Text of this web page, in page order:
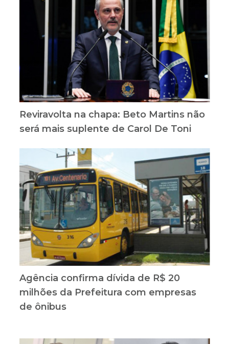
Reviravolta na chapa: Beto Martins não
será mais suplente de Carol De Toni
Agência confirma dívida de R$ 20
milhões da Prefeitura com empresas
de ônibus